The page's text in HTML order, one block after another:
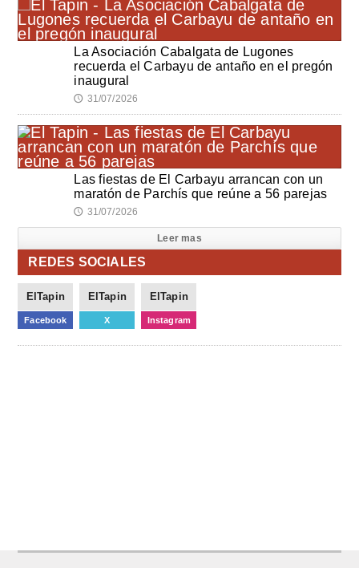
La Asociación Cabalgata de Lugones
recuerda el Carbayu de antaño en el pregón
inaugural
🕔 31/07/2026
Las fiestas de El Carbayu arrancan con un
maratón de Parchís que reúne a 56 parejas
🕔 31/07/2026
Leer mas
REDES SOCIALES
ElTapin
Facebook
ElTapin
X
ElTapin
Instagram